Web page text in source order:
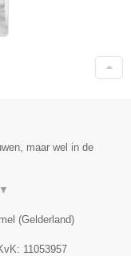
maar wel in de
▼
(Gelderland)
11053957